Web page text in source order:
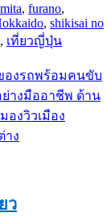
, furano,
, shikisai no
, เที่ยวญี่ปุ่น
ว